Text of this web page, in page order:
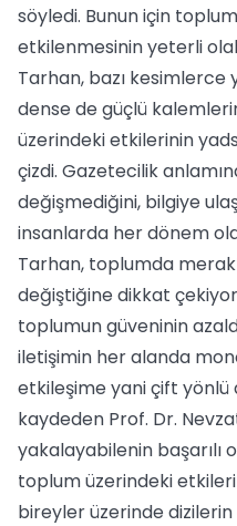
söyledi. Bunun için
etkilenmesinin yeterli
Tarhan, bazı kesimlerce
dense de güçlü
üzerindeki etkilerinin
çizdi. Gazetecilik
değişmediğini, bilgiye
insanlarda her dönem
Tarhan, toplumda
değiştiğine dikkat
toplumun güveninin
iletişimin her alanda
etkileşime yani çift yönlü
kaydeden Prof. Dr.
yakalayabilenin başarılı
toplum üzerindeki
bireyler üzerinde